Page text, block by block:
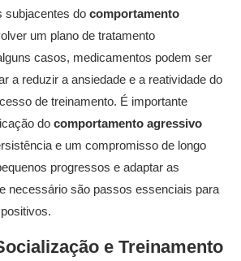
subjacentes do comportamento
um plano de tratamento
casos, medicamentos podem ser
a reduzir a ansiedade e a reatividade do
de treinamento. É importante
do comportamento agressivo
e um compromisso de longo
progressos e adaptar as
necessário são passos essenciais para
e Treinamento